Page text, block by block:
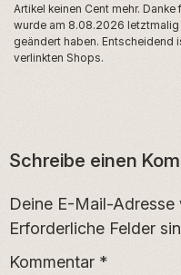
Artikel keinen Cent mehr.
wurde am 8.08.2026
geändert haben. Entscheidend
verlinkten Shops.
Schreibe einen
Deine E-Mail-
Erforderliche Felder
Kommentar *